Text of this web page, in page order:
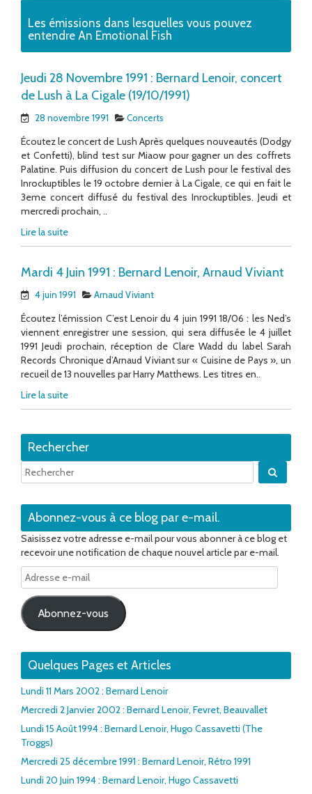
Les émissions dans lesquelles vous pouvez
entendre An Emotional Fish
Jeudi 28 Novembre 1991 : Bernard Lenoir, concert
de Lush à La Cigale (19/10/1991)
28 novembre 1991 Concerts
Écoutez le concert de Lush Après quelques nouveautés (Dodgy
et Confetti), blind test sur Miaow pour gagner un des coffrets
Palatine. Puis diffusion du concert de Lush pour le festival des
Inrockuptibles le 19 octobre dernier à La Cigale, ce qui en fait le
3eme concert diffusé du festival des Inrockuptibles. Jeudi et
mercredi prochain, ..
Lire la suite
Mardi 4 Juin 1991 : Bernard Lenoir, Arnaud Viviant
4 juin 1991 Arnaud Viviant
Écoutez l’émission C’est Lenoir du 4 juin 1991 18/06 : les Ned’s
viennent enregistrer une session, qui sera diffusée le 4 juillet
1991 Jeudi prochain, réception de Clare Wadd du label Sarah
Records Chronique d’Arnaud Viviant sur « Cuisine de Pays », un
recueil de 13 nouvelles par Harry Matthews. Les titres en..
Lire la suite
Rechercher
Abonnez-vous à ce blog par e-mail.
Saisissez votre adresse e-mail pour vous abonner à ce blog et
recevoir une notification de chaque nouvel article par e-mail.
Adresse
e-
mail
Abonnez-vous
Quelques Pages et Articles
Lundi 11 Mars 2002 : Bernard Lenoir
Mercredi 2 Janvier 2002 : Bernard Lenoir, Fevret, Beauvallet
Lundi 15 Août 1994 : Bernard Lenoir, Hugo Cassavetti (The
Troggs)
Mercredi 25 décembre 1991 : Bernard Lenoir, Rétro 1991
Lundi 20 Juin 1994 : Bernard Lenoir, Hugo Cassavetti